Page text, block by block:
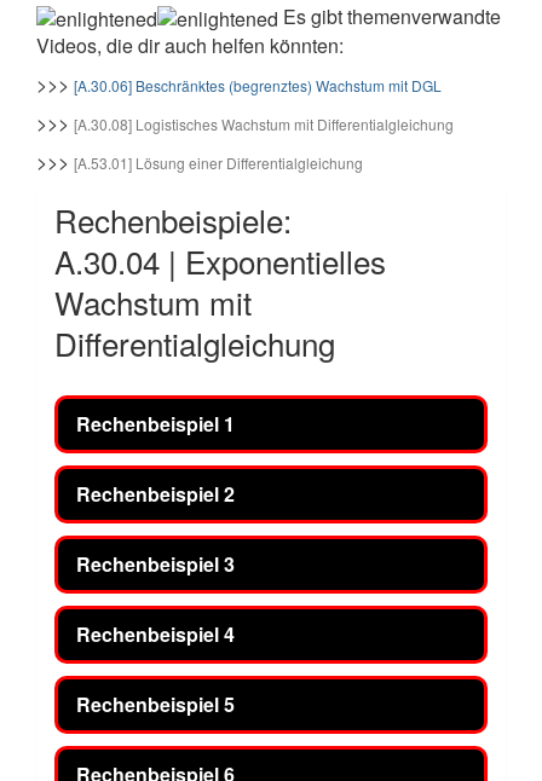
Es gibt themenverwandte
Videos, die dir auch helfen könnten:
>>> [A.30.06] Beschränktes (begrenztes) Wachstum mit DGL
>>> [A.30.08] Logistisches Wachstum mit Differentialgleichung
>>> [A.53.01] Lösung einer Differentialgleichung
Rechenbeispiele:
A.30.04 | Exponentielles
Wachstum mit
Differentialgleichung
Rechenbeispiel 1
Rechenbeispiel 2
Rechenbeispiel 3
Rechenbeispiel 4
Rechenbeispiel 5
Rechenbeispiel 6